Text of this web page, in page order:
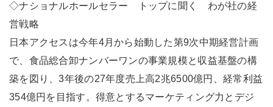
◇ナショナルホールセラー トップに聞く わが社の経
営戦略
日本アクセスは今年4月から始動した第9次中期経営計画
で、食品総合卸ナンバーワンの事業規模と収益基盤の構
築を図り、3年後の27年度売上高2兆6500億円、経常利益
354億円を目指す。得意とするマーケティング力とデジ